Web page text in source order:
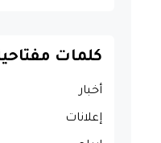
كلمات
أخبار
إعلانات